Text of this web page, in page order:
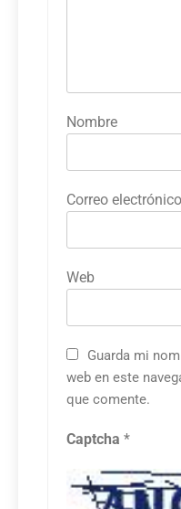
Nombre
Correo electrónico
Web
Guarda mi
web en este
que comente.
Captcha *